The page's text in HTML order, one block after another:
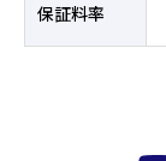
保証料率